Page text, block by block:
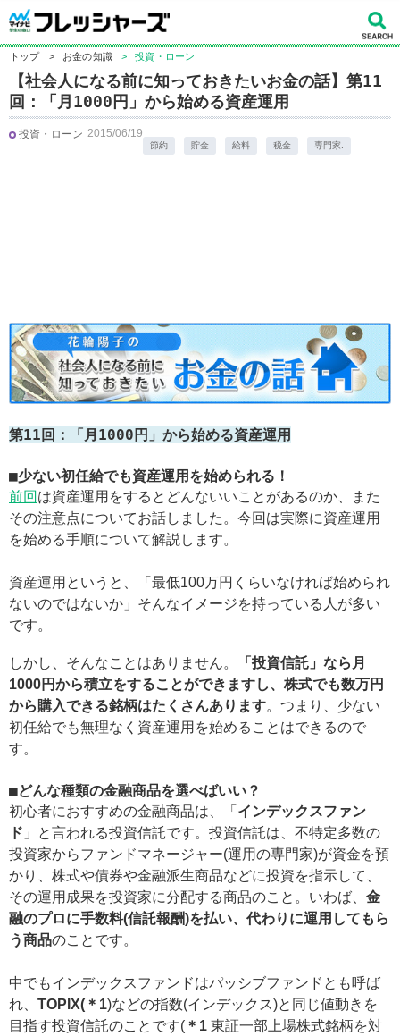
トップ > お金の知識 > 投資・ローン
【社会人になる前に知っておきたいお金の話】第11
回：「月1000円」から始める資産運用
投資・ローン 2015/06/19
節約 貯金 給料 税金 専門家.
第11回：「月1000円」から始める資産運用
■少ない初任給でも資産運用を始められる！
前回 は資産運用をするとどんないいことがあるのか、また
その注意点についてお話しました。今回は実際に資産運用
を始める手順について解説します。
資産運用というと、「最低100万円くらいなければ始められ
ないのではないか」そんなイメージを持っている人が多い
です。
しかし、そんなことはありません。
「投資信託」なら月
1000円から積立をすることができますし、株式でも数万円
から購入できる銘柄はたくさんあります。つまり、少ない
初任給でも無理なく資産運用を始めることはできるので
す。
■どんな種類の金融商品を選べばいい？
初心者におすすめの金融商品は、「 インデックスファン
ド 」と言われる投資信託です。投資信託は、不特定多数の
投資家からファンドマネージャー(運用の専門家)が資金を預
かり、株式や債券や金融派生商品などに投資を指示して、
その運用成果を投資家に分配する商品のこと。いわば、 金
融のプロに手数料(信託報酬)を払い、代わりに運用してもら
う商品のことです。
中でもインデックスファンドはパッシブファンドとも呼ば
れ、 TOPIX(＊1)などの指数(インデックス)と同じ値動きを
目指す投資信託のことです( ＊1 東証一部上場株式銘柄を対